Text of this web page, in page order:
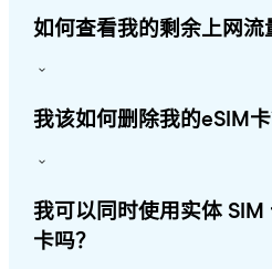
如何查看我的剩余上网流
我该如何删除我的eSIM卡
我可以同时使用实体 SIM
卡吗？